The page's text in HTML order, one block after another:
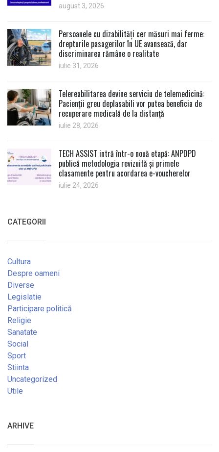
august 3, 2026
Persoanele cu dizabilități cer măsuri mai ferme:
drepturile pasagerilor în UE avansează, dar
discriminarea rămâne o realitate
iulie 31, 2026
Telereabilitarea devine serviciu de telemedicină:
Pacienții greu deplasabili vor putea beneficia de
recuperare medicală de la distanță
iulie 28, 2026
TECH ASSIST intră într-o nouă etapă: ANPDPD
publică metodologia revizuită și primele
clasamente pentru acordarea e-voucherelor
iulie 24, 2026
CATEGORII
Cultura
Despre oameni
Diverse
Legislatie
Participare politică
Religie
Sanatate
Social
Sport
Stiinta
Uncategorized
Utile
ARHIVE